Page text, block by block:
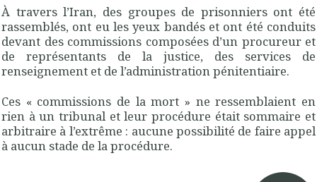
À travers l’Iran, des groupes de prisonniers ont été
rassemblés, ont eu les yeux bandés et ont été conduits
devant des commissions composées d’un procureur et
de représentants de la justice, des services de
renseignement et de l’administration pénitentiaire.
Ces « commissions de la mort » ne ressemblaient en
rien à un tribunal et leur procédure était sommaire et
arbitraire à l’extrême : aucune possibilité de faire appel
à aucun stade de la procédure.